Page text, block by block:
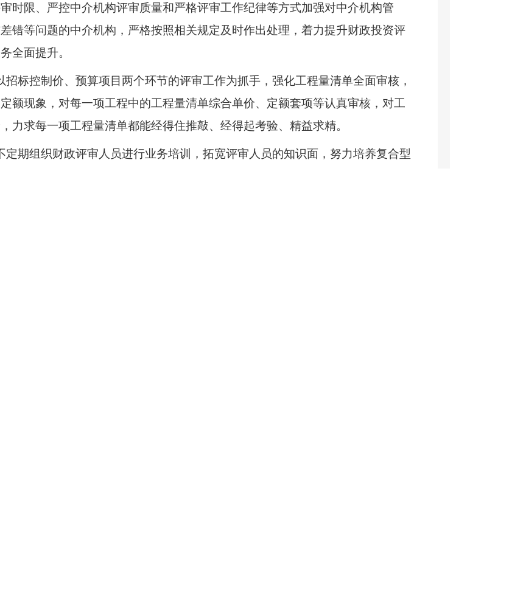
时限、严控中介机构评审质量和严格评审工作纪律等方式加强对中介机构管
错等问题的中介机构，严格按照相关规定及时作出处理，着力提升财政投资评
全面提升。
招标控制价、预算项目两个环节的评审工作为抓手，强化工程量清单全面审核，
额现象，对每一项工程中的工程量清单综合单价、定额套项等认真审核，对工
力求每一项工程量清单都能经得住推敲、经得起考验、精益求精。
定期组织财政评审人员进行业务培训，拓宽评审人员的知识面，努力培养复合型